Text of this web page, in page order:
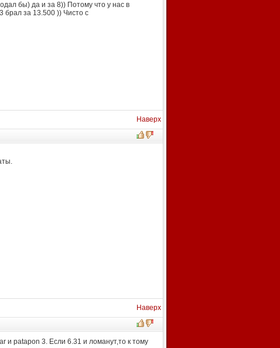
бы) да и за 8)) Потому что у нас в
за 13.500 )) Чисто с
Наверх
Наверх
и patapon 3. Если 6.31 и ломанут,то к тому